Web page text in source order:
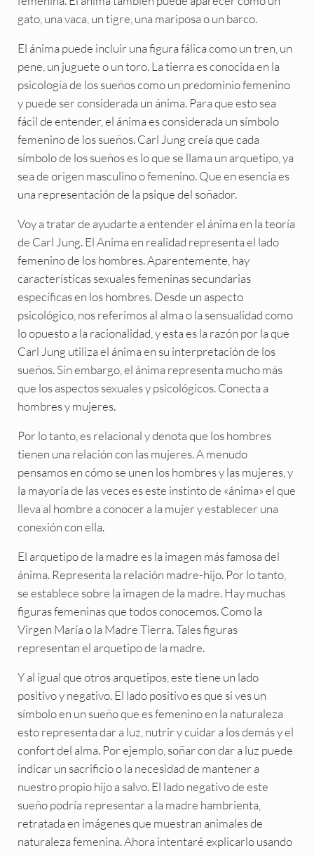
gato, una vaca, un tigre, una mariposa o un barco.
El ánima puede incluir una figura fálica como un tren, un
pene, un juguete o un toro. La tierra es conocida en la
psicología de los sueños como un predominio femenino
y puede ser considerada un ánima. Para que esto sea
fácil de entender, el ánima es considerada un símbolo
femenino de los sueños. Carl Jung creía que cada
símbolo de los sueños es lo que se llama un arquetipo, ya
sea de origen masculino o femenino. Que en esencia es
una representación de la psique del soñador.
Voy a tratar de ayudarte a entender el ánima en la teoría
de Carl Jung. El Anima en realidad representa el lado
femenino de los hombres. Aparentemente, hay
características sexuales femeninas secundarias
específicas en los hombres. Desde un aspecto
psicológico, nos referimos al alma o la sensualidad como
lo opuesto a la racionalidad, y esta es la razón por la que
Carl Jung utiliza el ánima en su interpretación de los
sueños. Sin embargo, el ánima representa mucho más
que los aspectos sexuales y psicológicos. Conecta a
hombres y mujeres.
Por lo tanto, es relacional y denota que los hombres
tienen una relación con las mujeres. A menudo
pensamos en cómo se unen los hombres y las mujeres, y
la mayoría de las veces es este instinto de «ánima» el que
lleva al hombre a conocer a la mujer y establecer una
conexión con ella.
El arquetipo de la madre es la imagen más famosa del
ánima. Representa la relación madre-hijo. Por lo tanto,
se establece sobre la imagen de la madre. Hay muchas
figuras femeninas que todos conocemos. Como la
Virgen María o la Madre Tierra. Tales figuras
representan el arquetipo de la madre.
Y al igual que otros arquetipos, este tiene un lado
positivo y negativo. El lado positivo es que si ves un
símbolo en un sueño que es femenino en la naturaleza
esto representa dar a luz, nutrir y cuidar a los demás y el
confort del alma. Por ejemplo, soñar con dar a luz puede
indicar un sacrificio o la necesidad de mantener a
nuestro propio hijo a salvo. El lado negativo de este
sueño podría representar a la madre hambrienta,
retratada en imágenes que muestran animales de
naturaleza femenina. Ahora intentaré explicarlo usando